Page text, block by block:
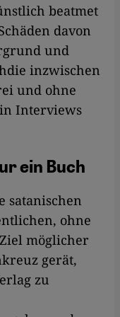
beatmet
davon
und
inzwischen
und ohne
Interviews
ein Buch
satanischen
ohne
möglicher
gerät,
zu